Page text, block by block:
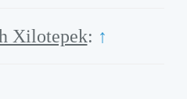
Xilotepek: ↑